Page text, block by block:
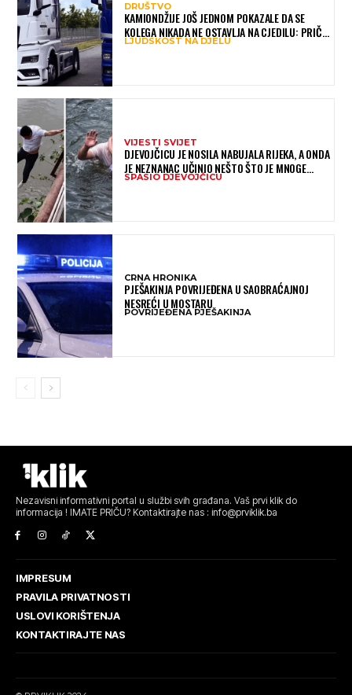
DRUŠTVO
KAMIONDŽIJE JOŠ JEDNOM POKAZALE DA SE
KOLEGA NIKADA NE OSTAVLJA NA CJEDILU: PRIČA
IZ HAMBURGA DIRNULA MNOGE
LJUDSKOST NA DJELU
VIJESTI SVIJET
DJEVOJČICU JE NOSILA NABUJALA RIJEKA, A ONDA
JE NEZNANAC UČINIO NEŠTO ŠTO JE MNOGE
OSTAVILO BEZ RIJEČI
SPASIO DJEVOJČICU
CRNA HRONIKA
PJEŠAKINJA POVRIJEĐENA U SAOBRAĆAJNOJ
NESREĆI U MOSTARU
POVRIJEĐENA PJEŠAKINJA
Nezavisni informativni portal u službi svih građana. Vaš prvi klik do
informacija ! IMATE PRIČU? Kontaktirajte nas : info@prviklik.ba
IMPRESUM
PRAVILA PRIVATNOSTI
USLOVI KORIŠTENJA
KONTAKTIRAJTE NAS